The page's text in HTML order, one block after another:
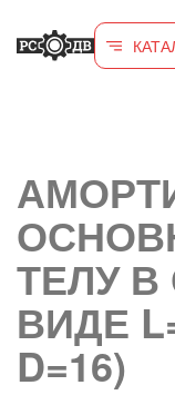
ТЕЛУ
ВИДЕ
D=16)